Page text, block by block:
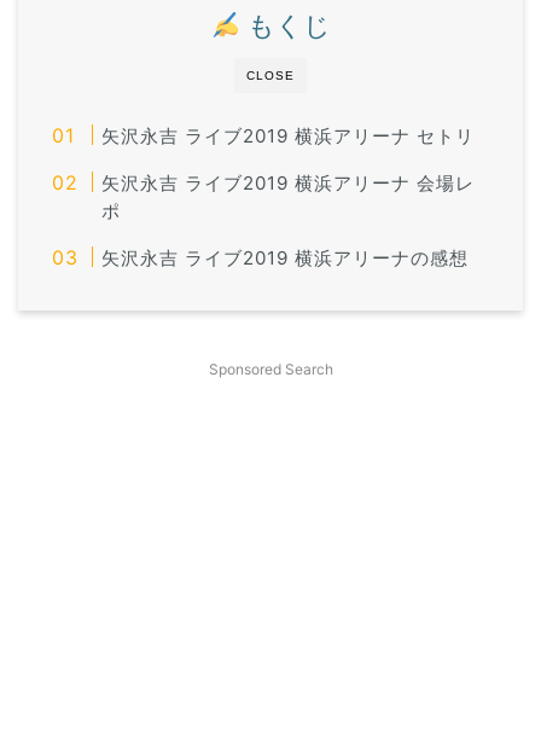
CLOSE
もくじ
矢沢永吉 ライブ2019 横浜アリーナ セトリ
矢沢永吉 ライブ2019 横浜アリーナ 会場レ
ポ
矢沢永吉 ライブ2019 横浜アリーナの感想
Sponsored Search